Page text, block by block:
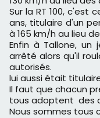
Sur la RT 100, c'est
ans, titulaire d'un
à 165 km/h au lieu
Enfin à Tallone,
arrêté alors qu'il
autorisés.
lui aussi était
Il faut que chacun
tous adoptent des
Nous sommes tous